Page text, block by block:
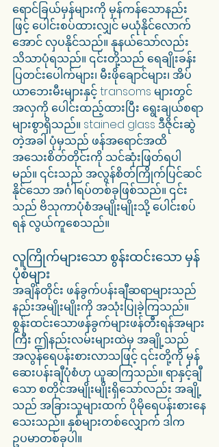
ရောင်ခြယ်မှန်များကို မှန်ကန်သောနည်း
ဖြင့် ပေါင်းစပ်ထားလျှင် မယုံနိုင်လောက်
အောင် လှပနိုင်သည်။ နုနယ်သော်လည်း
သိသာပုံရသည်။ ၎င်းတို့သည် ရေချိုးခန်း
ပြတင်းပေါက်များ၊ မီးဖိုချောင်များ၊ အိပ်
ယာဘေးမီးများနှင့် transoms များတွင်
အလှကို ပေါင်းထည့်ထားပြီး ရွေးချယ်စရာ
များစွာရှိသည်။ stained glass ဒီဇိုင်းဆွဲ
တဲ့အခါ ပုံမှသည် ဖန်အရောင်အထိ
အသေးစိတ်တိုင်းကို သင်ဆုံးဖြတ်ရပါ
မည်။ ၎င်းသည် အလွန်စိတ်ကြိုက်ပြင်ဆင်
နိုင်သော အင်္ဂါရပ်တစ်ခုဖြစ်သည်။ ၎င်း
သည် ဗိသုကာပုံစံအမျိုးမျိုးသို့ ပေါင်းစပ်
ရန် လွယ်ကူစေသည်။
လူကြိုက်များသော စွန်းထင်းသော မှန်
ပုံစံများ
အချိန်တိုင်း ဖန်ခွက်ပန်းချီဆရာများသည်
နည်းအမျိုးမျိုးကို အသုံးပြုခဲ့ကြသည်။
စွန်းထင်းသောဖန်ခွက်များဖန်တီးရန်အများ
ကြီး ဤနည်းလမ်းများထဲမှ အချို့သည်
အလွန်ရေပန်းစားလာသဖြင့် ၎င်းတို့ကို မှန်
ဆေးပန်းချီပုံစံဟု ယူဆကြသည်။ ရာနှင့်ချီ
သော စတိုင်အမျိုးမျိုးရှိသော်လည်း အချို့
သည် အခြားသူများထက် ပိုမိုရေပန်းစားနေ
သေးသည်။ နှစ်များတစ်လျှောက် ဒါက
ဥပမာတစ်ခုပါ။